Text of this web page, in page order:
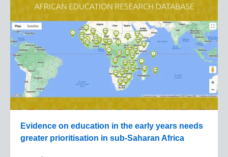
Evidence on education in the early years needs
greater prioritisation in sub-Saharan Africa